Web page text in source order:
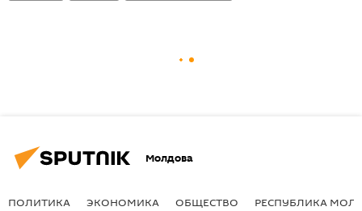
Молдова
ПОЛИТИКА ЭКОНОМИКА ОБЩЕСТВО РЕСПУБЛИКА